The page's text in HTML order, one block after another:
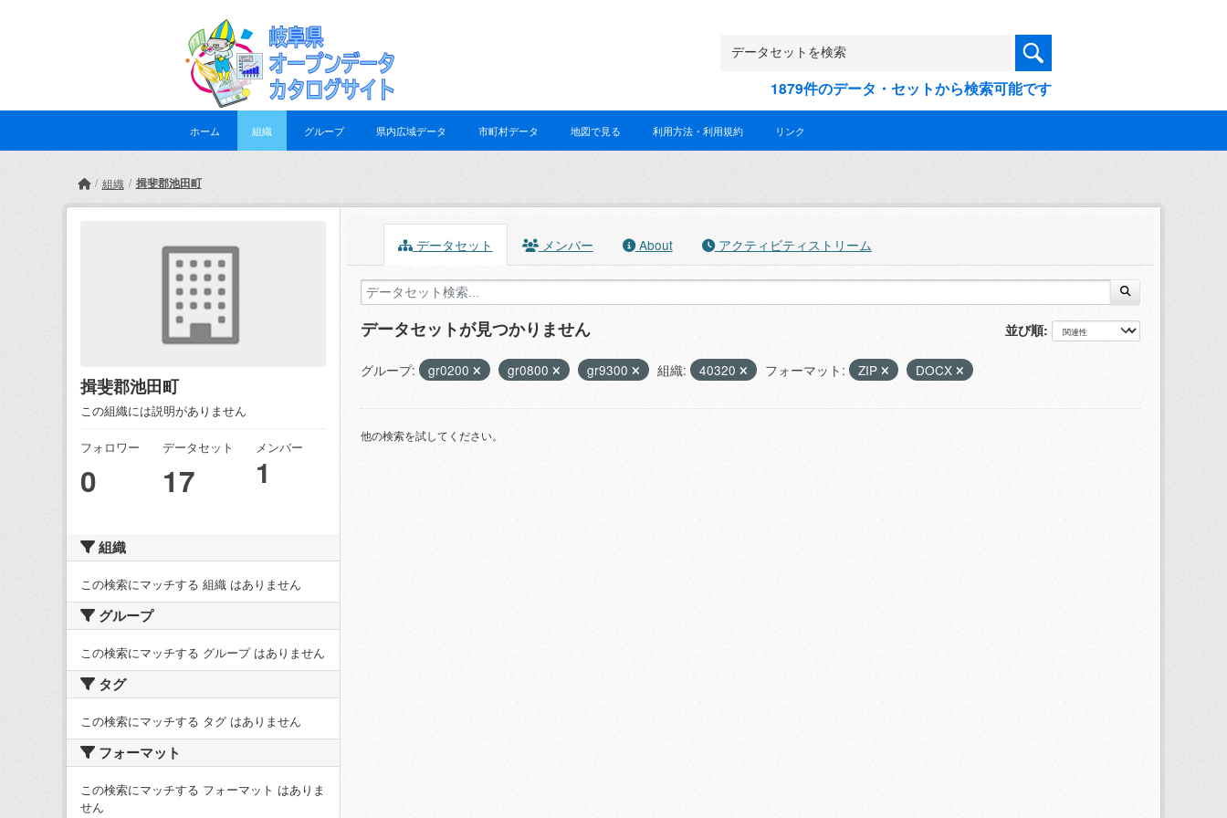
1879件のデータ・セットから検索可能です
ホーム 組織 グループ 県内広域データ 市町村データ 地図で見る 利用方法・利用規約 リンク
組織 揖斐郡池田町
揖斐郡池田町
この組織には説明がありません
フォロワー
0
データセット
17
メンバー
1
組織
この検索にマッチする 組織 はありません
グループ
この検索にマッチする グループ はありません
タグ
この検索にマッチする タグ はありません
フォーマット
この検索にマッチする フォーマット はありま
せん
データセット メンバー About アクティビティストリーム
並び順
データセットが見つかりません
グループ: gr0200 gr0800 gr9300 組織: 40320 フォーマット: ZIP DOCX
他の検索を試してください。